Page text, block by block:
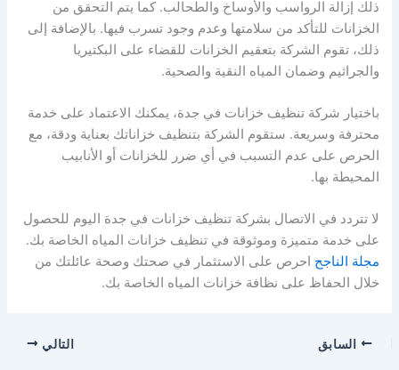
ذلك إزالة الرواسب والأوساخ والطحالب. كما يتم التحقق من
الخزانات للتأكد من سلامتها وعدم وجود تسرب فيها. بالإضافة إلى
ذلك، تقوم الشركة بتعقيم الخزانات للقضاء على البكتيريا
والجراثيم وضمان المياه النقية والصحية.
باختيار شركة تنظيف خزانات في جدة، يمكنك الاعتماد على خدمة
محترفة وسريعة. ستقوم الشركة بتنظيف خزاناتك بعناية ودقة، مع
الحرص على عدم التسبب في أي ضرر للخزانات أو الأنابيب
المحيطة بها.
لا تتردد في الاتصال بشركة تنظيف خزانات في جدة اليوم للحصول
على خدمة متميزة وموثوقة في تنظيف خزانات المياه الخاصة بك.
مجلة الناجح احرص على الاستثمار في صحتك وصحة عائلتك من
خلال الحفاظ على نظافة خزانات المياه الخاصة بك.
السابق التالي